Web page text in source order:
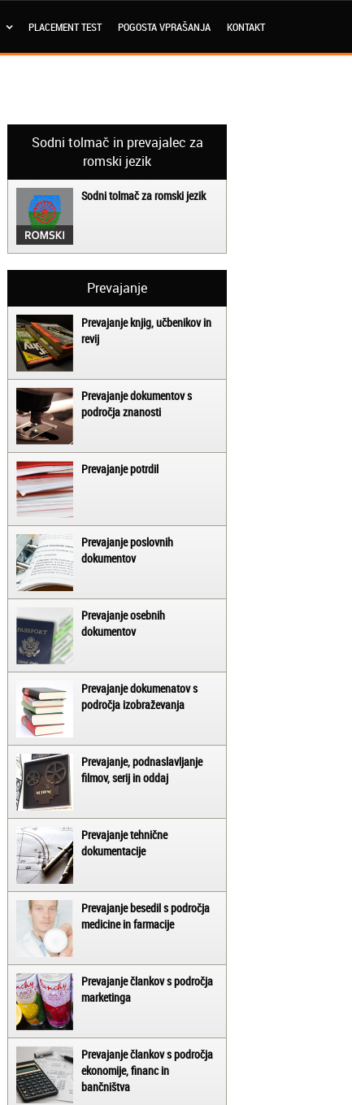
PLACEMENT TEST POGOSTA VPRAŠANJA KONTAKT
Sodni tolmač in prevajalec za
romski jezik
Sodni tolmač za romski jezik
Prevajanje
Prevajanje knjig, učbenikov in
revij
Prevajanje dokumentov s
področja znanosti
Prevajanje potrdil
Prevajanje poslovnih
dokumentov
Prevajanje osebnih
dokumentov
Prevajanje dokumenatov s
področja izobraževanja
Prevajanje, podnaslavljanje
filmov, serij in oddaj
Prevajanje tehnične
dokumentacije
Prevajanje besedil s področja
medicine in farmacije
Prevajanje člankov s področja
marketinga
Prevajanje člankov s področja
ekonomije, financ in
bančništva